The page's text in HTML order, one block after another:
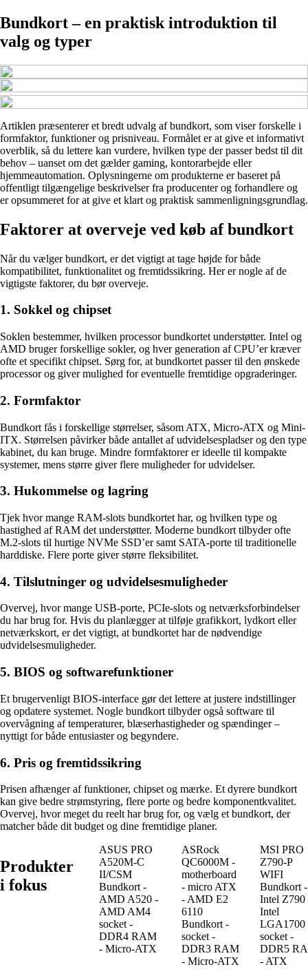
Bundkort – en praktisk introduktion til
valg og typer
Artiklen præsenterer et bredt udvalg af bundkort, som viser forskelle i
formfaktor, funktioner og prisniveau. Formålet er at give et informativt
overblik, så du lettere kan vurdere, hvilken type der passer bedst til dit
behov – uanset om det gælder gaming, kontorarbejde eller
hjemmeautomation. Oplysningerne om produkterne er baseret på
offentligt tilgængelige beskrivelser fra producenter og forhandlere og
er opsummeret for at give et klart og praktisk sammenligningsgrundlag.
Faktorer at overveje ved køb af bundkort
Når du vælger bundkort, er det vigtigt at tage højde for både
kompatibilitet, funktionalitet og fremtidssikring. Her er nogle af de
vigtigste faktorer, du bør overveje.
1. Sokkel og chipset
Soklen bestemmer, hvilken processor bundkortet understøtter. Intel og
AMD bruger forskellige sokler, og hver generation af CPU’er kræver
ofte et specifikt chipset. Sørg for, at bundkortet passer til den ønskede
processor og giver mulighed for eventuelle fremtidige opgraderinger.
2. Formfaktor
Bundkort fås i forskellige størrelser, såsom ATX, Micro-ATX og Mini-
ITX. Størrelsen påvirker både antallet af udvidelsespladser og den type
kabinet, du kan bruge. Mindre formfaktorer er ideelle til kompakte
systemer, mens større giver flere muligheder for udvidelser.
3. Hukommelse og lagring
Tjek hvor mange RAM-slots bundkortet har, og hvilken type og
hastighed af RAM det understøtter. Moderne bundkort tilbyder ofte
M.2-slots til hurtige NVMe SSD’er samt SATA-porte til traditionelle
harddiske. Flere porte giver større fleksibilitet.
4. Tilslutninger og udvidelsesmuligheder
Overvej, hvor mange USB-porte, PCIe-slots og netværksforbindelser
du har brug for. Hvis du planlægger at tilføje grafikkort, lydkort eller
netværkskort, er det vigtigt, at bundkortet har de nødvendige
udvidelsesmuligheder.
5. BIOS og softwarefunktioner
Et brugervenligt BIOS-interface gør det lettere at justere indstillinger
og opdatere systemet. Nogle bundkort tilbyder også software til
overvågning af temperaturer, blæserhastigheder og spændinger –
nyttigt for både entusiaster og begyndere.
6. Pris og fremtidssikring
Prisen afhænger af funktioner, chipset og mærke. Et dyrere bundkort
kan give bedre strømstyring, flere porte og bedre komponentkvalitet.
Overvej, hvor meget du reelt har brug for, og vælg et bundkort, der
matcher både dit budget og dine fremtidige planer.
Produkter
i fokus
ASUS PRO
A520M-C
II/CSM
Bundkort -
AMD A520 -
AMD AM4
socket -
DDR4 RAM
- Micro-ATX
ASRock
QC6000M -
motherboard
- micro ATX
- AMD E2
6110
Bundkort -
socket -
DDR3 RAM
- Micro-ATX
MSI PRO
Z790-P
WIFI
Bundkort -
Intel Z790
Intel
LGA1700
socket -
DDR5
- ATX